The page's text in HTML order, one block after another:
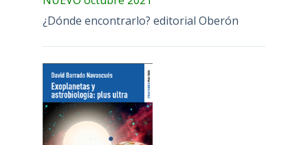
¿Dónde encontrarlo? editorial Oberón